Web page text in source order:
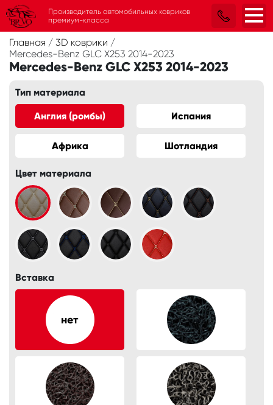
Главная / 3D коврики /
Mercedes-Benz GLC X253 2014-2023
Mercedes-Benz GLC X253 2014-2023
Тип материала
Англия (ромбы) Испания
Африка Шотландия
Цвет материала
Вставка
Производитель автомобильных ковриков
премиум-класса